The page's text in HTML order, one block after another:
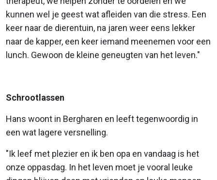
kunnen wel je geest wat afleiden van die stress. Een
keer naar de dierentuin, na jaren weer eens lekker
naar de kapper, een keer iemand meenemen voor een
lunch. Gewoon de kleine geneugten van het leven."
Schrootlassen
Hans woont in Bergharen en leeft tegenwoordig in
een wat lagere versnelling.
"Ik leef met plezier en ik ben opa en vandaag is het
onze oppasdag. In het leven moet je vooral leuke